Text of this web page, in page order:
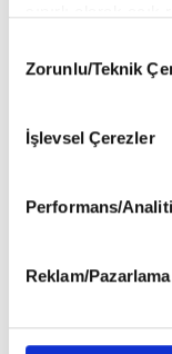
vasıtasıyla
6698 sayılı
okumak ve
gerçekleştirilen
Selection
Zorunlu/Teknik
İşlevsel Çerezler
Performans/
Reklam/